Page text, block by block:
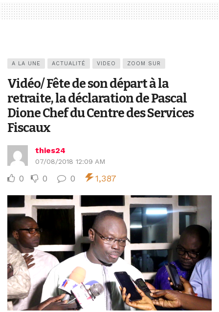
A LA UNE ACTUALITÉ VIDEO ZOOM SUR
Vidéo/ Fête de son départ à la
retraite, la déclaration de Pascal
Dione Chef du Centre des Services
Fiscaux
thies24
07/08/2018 12:09 AM
0 0 0 1,387